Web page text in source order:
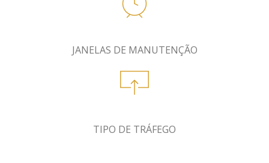
JANELAS DE MANUTENÇÃO
TIPO DE TRÁFEGO